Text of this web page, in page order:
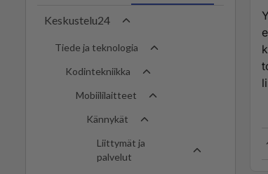
Keskustelu24
Tiede ja teknologia
Kodintekniikka
Mobiililaitteet
Kännykät
Liittymät ja
palvelut